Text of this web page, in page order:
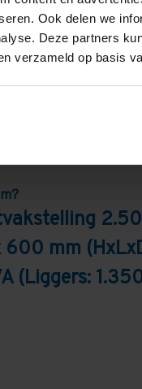
Ook delen we
Deze partners
verzameld op basis
Galva
600 mm
(Liggers: